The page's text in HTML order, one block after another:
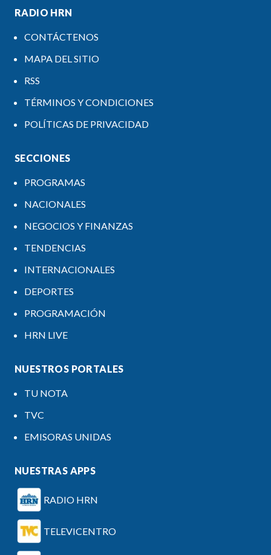
RADIO HRN
CONTÁCTENOS
MAPA DEL SITIO
RSS
TÉRMINOS Y CONDICIONES
POLÍTICAS DE PRIVACIDAD
SECCIONES
PROGRAMAS
NACIONALES
NEGOCIOS Y FINANZAS
TENDENCIAS
INTERNACIONALES
DEPORTES
PROGRAMACIÓN
HRN LIVE
NUESTROS PORTALES
TU NOTA
TVC
EMISORAS UNIDAS
NUESTRAS APPS
RADIO HRN
TELEVICENTRO